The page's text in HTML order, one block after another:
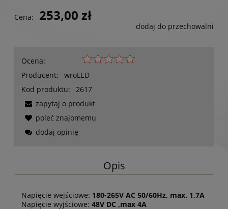
Cena: 253,00 zł
dodaj do przechowalni
Ocena:
Producent:
wroLED
Kod produktu:
2617
zapytaj o produkt
poleć znajomemu
dodaj opinię
Opis
Napięcie wejściowe: 180-265V AC 50/60Hz, max. 1,7A
Napięcie wyjściowe: 48V DC ,max 4A